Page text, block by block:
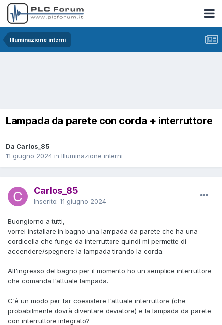
Illuminazione interni
Lampada da parete con corda + interruttore
Da Carlos_85
11 giugno 2024 in Illuminazione interni
Carlos_85
Inserito: 11 giugno 2024
Buongiorno a tutti,
vorrei installare in bagno una lampada da parete che ha una
cordicella che funge da interruttore quindi mi permette di
accendere/spegnere la lampada tirando la corda.
All'ingresso del bagno per il momento ho un semplice interruttore
che comanda l'attuale lampada.
C'è un modo per far coesistere l'attuale interruttore (che
probabilmente dovrà diventare deviatore) e la lampada da parete
con interruttore integrato?